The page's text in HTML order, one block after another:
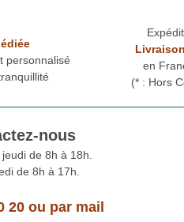
personnalisé
en
(* : Hors
nous
de 8h à 18h.
de 8h à 17h.
20 ou par mail